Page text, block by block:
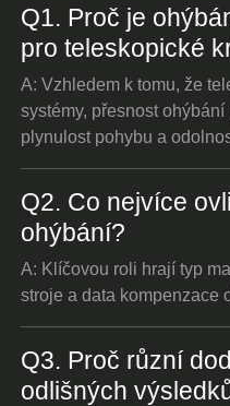
Q1. Proč je
pro teleskopické
A: Vzhledem k tomu, že
systémy, přesnost
plynulost pohybu a
Q2. Co nejvíce
ohýbání?
A: Klíčovou roli hrají typ
stroje a data kompenzace
Q3. Proč různí
odlišných